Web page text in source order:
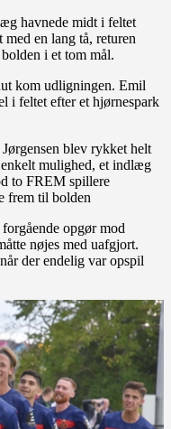
havnede midt i feltet
en lang tå, returen
i et tom mål.
kom udligningen. Emil
i feltet efter et hjørnespark
blev rykket helt
mulighed, et indlæg
to FREM spillere
frem til bolden
opgør mod
nøjes med uafgjort.
der endelig var opspil